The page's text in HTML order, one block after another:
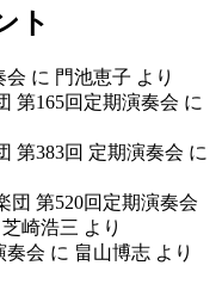
ト
会 に 門池恵子 より
第165回定期演奏会 に
第383回 定期演奏会 に
団 第520回定期演奏会
芝崎浩三 より
奏会 に 畠山博志 より